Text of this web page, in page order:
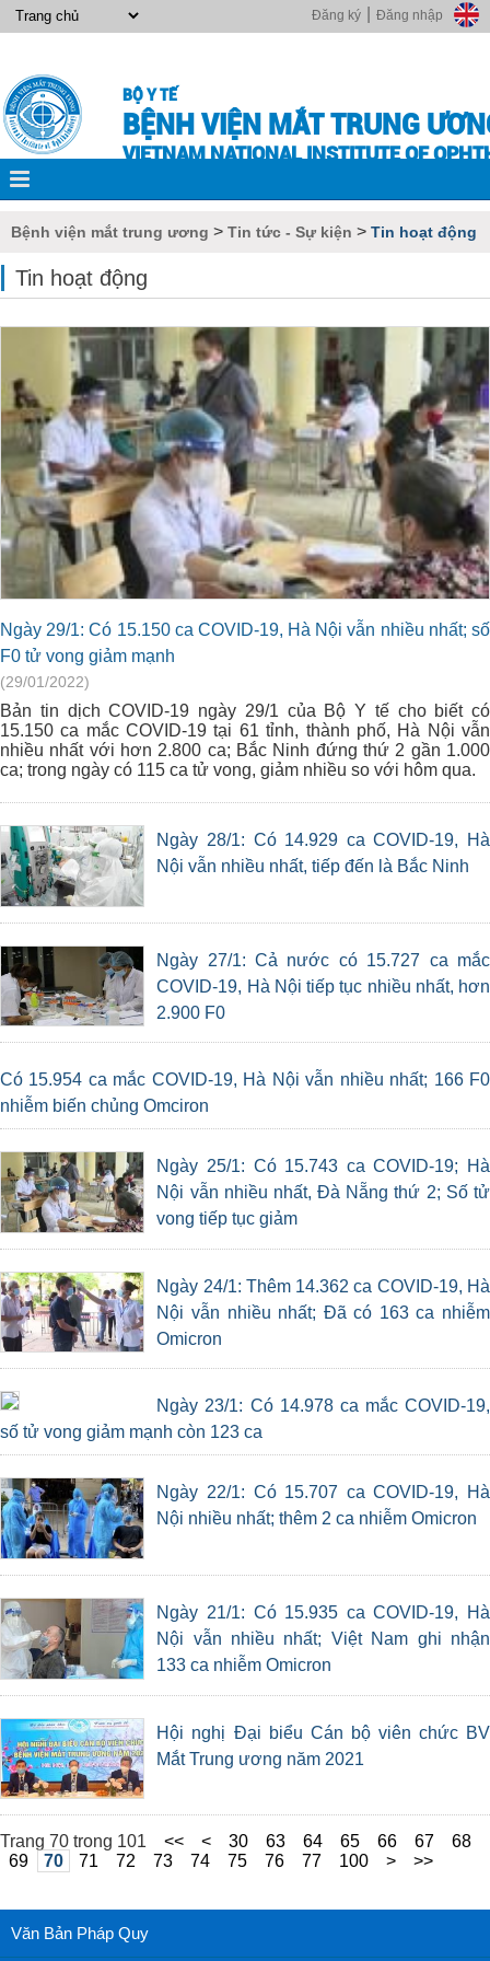
Đăng nhập
Đăng ký
BỘ Y TẾ
BỆNH VIỆN MẮT TRUNG
VIETNAM NATIONAL INSTITUTE OF
Bệnh viện mắt trung ương > Tin tức - Sự kiện > Tin hoạt động
Tin hoạt động
Ngày 29/1: Có 15.150 ca COVID-19, Hà Nội vẫn nhiều nhất; số
F0 tử vong giảm mạnh
(29/01/2022)
Bản tin dịch COVID-19 ngày 29/1 của Bộ Y tế cho biết có
15.150 ca mắc COVID-19 tại 61 tỉnh, thành phố, Hà Nội vẫn
nhiều nhất với hơn 2.800 ca; Bắc Ninh đứng thứ 2 gần 1.000
ca; trong ngày có 115 ca tử vong, giảm nhiều so với hôm qua.
Ngày 28/1: Có 14.929 ca COVID-19, Hà
Nội vẫn nhiều nhất, tiếp đến là Bắc Ninh
Ngày 27/1: Cả nước có 15.727 ca mắc
COVID-19, Hà Nội tiếp tục nhiều nhất, hơn
2.900 F0
Có 15.954 ca mắc COVID-19, Hà Nội vẫn nhiều nhất; 166 F0
nhiễm biến chủng Omciron
Ngày 25/1: Có 15.743 ca COVID-19; Hà
Nội vẫn nhiều nhất, Đà Nẵng thứ 2; Số tử
vong tiếp tục giảm
Ngày 24/1: Thêm 14.362 ca COVID-19, Hà
Nội vẫn nhiều nhất; Đã có 163 ca nhiễm
Omicron
Ngày 23/1: Có 14.978 ca mắc COVID-19,
số tử vong giảm mạnh còn 123 ca
Ngày 22/1: Có 15.707 ca COVID-19, Hà
Nội nhiều nhất; thêm 2 ca nhiễm Omicron
Ngày 21/1: Có 15.935 ca COVID-19, Hà
Nội vẫn nhiều nhất; Việt Nam ghi nhận
133 ca nhiễm Omicron
Hội nghị Đại biểu Cán bộ viên chức BV
Mắt Trung ương năm 2021
Trang 70 trong 101 << < 30 63 64 65 66 67
68
69
70 71 72 73 74 75 76 77 100 > >>
Văn Bản Pháp Quy